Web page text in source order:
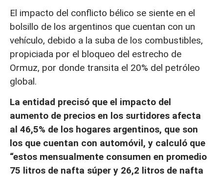
El impacto del conflicto bélico se siente en el
bolsillo de los argentinos que cuentan con un
vehículo, debido a la suba de los combustibles,
propiciada por el bloqueo del estrecho de
Ormuz, por donde transita el 20% del petróleo
global.
La entidad precisó que el impacto del
aumento de precios en los surtidores afecta
al 46,5% de los hogares argentinos, que son
los que cuentan con automóvil, y calculó que
“estos mensualmente consumen en promedio
75 litros de nafta súper y 26,2 litros de nafta